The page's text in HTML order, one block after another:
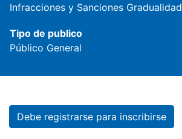
Infracciones y Sanciones Gradualidad
Tipo de publico
Público General
Debe registrarse para inscribirse